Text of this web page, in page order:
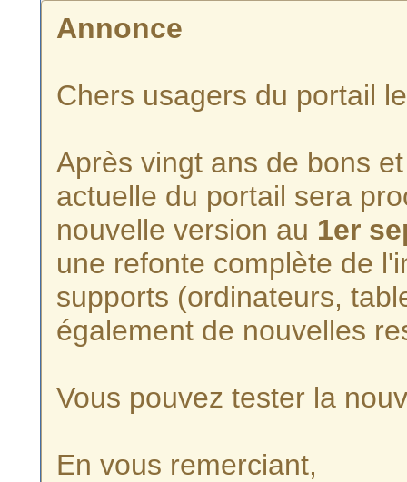
Annonce
Chers usagers du portail
Après vingt ans de bons
actuelle du portail sera
nouvelle version au 1er
une refonte complète de
supports (ordinateurs,
également de nouvelles
Vous pouvez tester la
En vous remerciant,